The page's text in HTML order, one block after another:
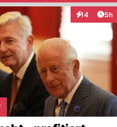
14
Interaktionen
5h